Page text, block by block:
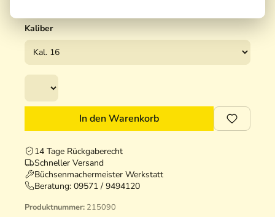
Kaliber
In den Warenkorb
14 Tage Rückgaberecht
Schneller Versand
Büchsenmachermeister Werkstatt
Beratung: 09571 / 9494120
Produktnummer: 215090